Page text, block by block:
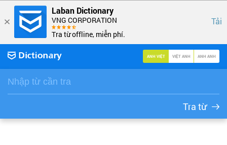
Laban Dictionary
VNG CORPORATION
Tra từ offline, miễn phí.
Tải
ANH VIỆT VIỆT ANH ANH ANH
Tra từ